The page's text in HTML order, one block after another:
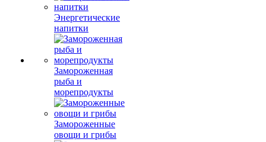
Энергетические
напитки
Замороженная
рыба и
морепродукты
Замороженные
овощи и грибы